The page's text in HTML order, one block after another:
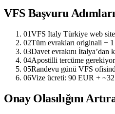
VFS Başvuru Adımları
01VFS Italy Türkiye web
02Tüm evrakları originali +
03Davet evrakını
04Apostilli tercüme
05Randevu günü VFS
06Vize ücreti: 90 EUR +
Onay Olasılığını